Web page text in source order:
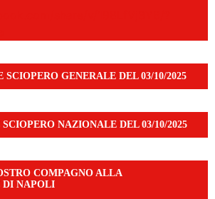
GENERALE DEL 03/10/2025
NAZIONALE DEL 03/10/2025
COMPAGNO ALLA
DI NAPOLI